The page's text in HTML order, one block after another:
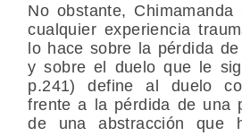
No obstante,
cualquier experiencia
lo hace sobre la pérdida
y sobre el duelo que le
p.241) define al duelo
frente a la pérdida de una
de una abstracción que